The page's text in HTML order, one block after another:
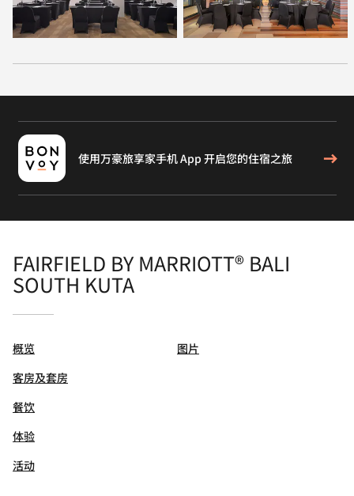
使用万豪旅享家手机 App 开启您的住宿之旅
FAIRFIELD BY MARRIOTT® BALI
SOUTH KUTA
概览
客房及套房
餐饮
体验
活动
图片